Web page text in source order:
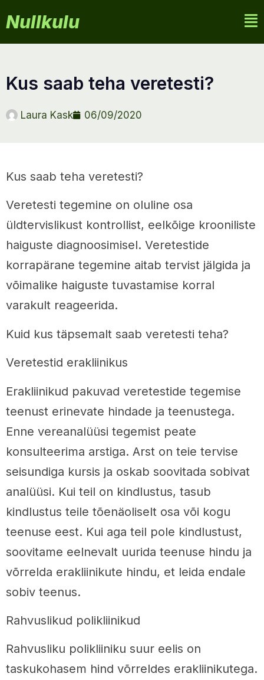
Nullkulu
kus saab teha veretesti?
Laura Kask 06/09/2020
Kus saab teha veretesti?
Veretesti tegemine on oluline osa
üldtervislikust kontrollist, eelkõige krooniliste
haiguste diagnoosimisel. Veretestide
korrapärane tegemine aitab tervist jälgida ja
võimalike haiguste tuvastamise korral
varakult reageerida.
Kuid kus täpsemalt saab veretesti teha?
Veretestid erakliinikus
Erakliinikud pakuvad veretestide tegemise
teenust erinevate hindade ja teenustega.
Enne vereanalüüsi tegemist peate
konsulteerima arstiga. Arst on teie tervise
seisundiga kursis ja oskab soovitada sobivat
analüüsi. Kui teil on kindlustus, tasub
kindlustus teile tõenäoliselt osa või kogu
teenuse eest. Kui aga teil pole kindlustust,
soovitame eelnevalt uurida teenuse hindu ja
võrrelda erakliinikute hindu, et leida endale
sobiv teenus.
Rahvuslikud polikliinikud
Rahvusliku polikliiniku suur eelis on
taskukohasem hind võrreldes erakliinikutega.